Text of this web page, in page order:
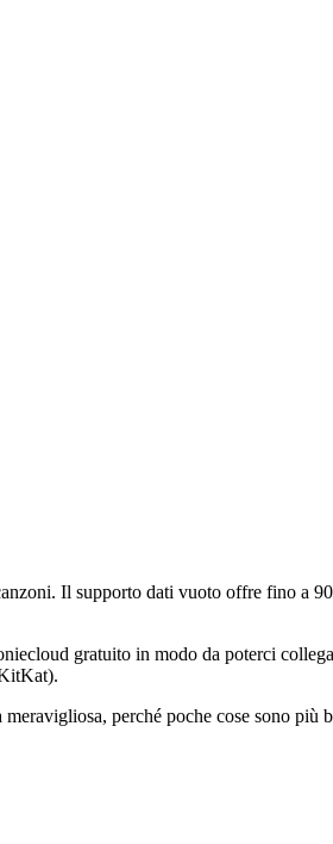
Il supporto dati vuoto offre fino a
gratuito in modo da poterci
perché poche cose sono